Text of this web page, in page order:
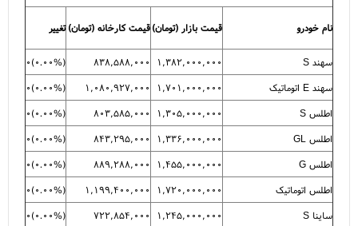
نام خودرو قیمت بازار (تومان)قیمت کارخانه (تومان) تغییر
سهند S ۱,۳۸۲,۰۰۰,۰۰۰ ۸۳۸,۵۸۸,۰۰۰ (۰.۰۰%)۰
سهند E اتوماتیک
۱,۷۰۱,۰۰۰,۰۰۰ ۱,۰۸۰,۹۲۷,۰۰۰ (۰.۰۰%)۰
اطلس S
۱,۳۰۵,۰۰۰,۰۰۰ ۸۰۳,۵۸۵,۰۰۰ (۰.۰۰%)۰
اطلس GL
۱,۳۳۶,۰۰۰,۰۰۰ ۸۴۳,۲۹۵,۰۰۰ (۰.۰۰%)۰
اطلس G
۱,۴۵۵,۰۰۰,۰۰۰ ۸۸۹,۲۸۸,۰۰۰ (۰.۰۰%)۰
اطلس اتوماتیک
۱,۷۲۰,۰۰۰,۰۰۰ ۱,۱۹۹,۴۰۰,۰۰۰ (۰.۰۰%)۰
ساینا S
۱,۲۴۵,۰۰۰,۰۰۰ ۷۲۲,۸۵۴,۰۰۰ (۰.۰۰%)۰